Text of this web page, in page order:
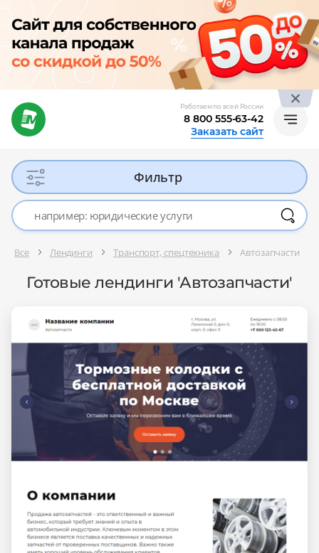
Работаем по всей России
8 800 555-63-42
Заказать сайт
Фильтр
Все Лендинги Транспорт, спецтехника Автозапчасти
Готовые лендинги 'Автозапчасти'